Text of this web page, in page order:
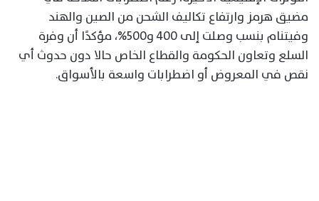
مضيق هرمز وارتفاع تكاليف الشحن من الصين والهند
وفيتنام بنسب وصلت إلى 400 و500%، مؤكدًا أن وفرة
السلع وتعاون الحكومة والقطاع الخاص حالا دون حدوث أي
نقص في المعروض أو اضطرابات واسعة بالأسواق.